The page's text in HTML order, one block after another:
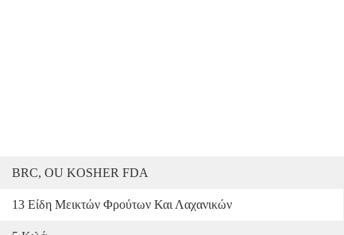
BRC, OU KOSHER FDA
13 Είδη Μεικτών Φρούτων Και Λαχανικών